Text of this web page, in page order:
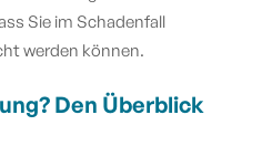
Sie im Schadenfall
werden können.
Den Überblick